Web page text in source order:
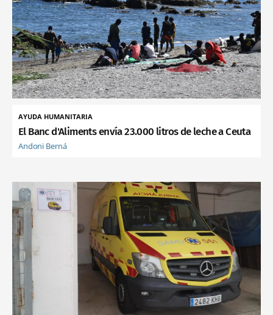
AYUDA HUMANITARIA
El Banc d'Aliments envía 23.000 litros de leche a Ceuta
Andoni Berná